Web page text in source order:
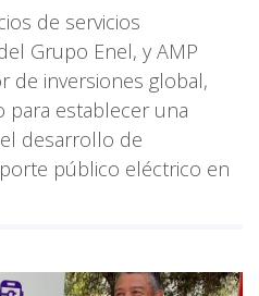
de servicios
Grupo Enel, y AMP
de inversiones global,
para establecer una
desarrollo de
público eléctrico en